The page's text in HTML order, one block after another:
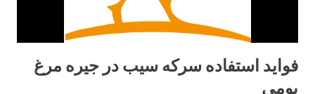
فواید استفاده سرکه سیب در جیره مرغ
بومی